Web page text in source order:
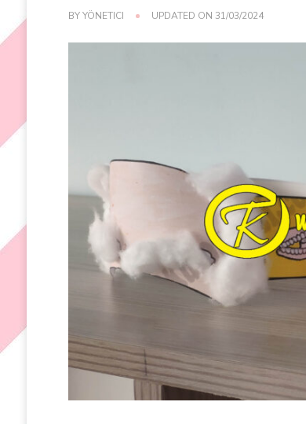
BYYÖNETICI UPDATED ON 31/03/2024